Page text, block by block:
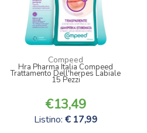
Compeed
Hra Pharma Italia Compeed
Trattamento Dell'herpes Labiale
15 Pezzi
13,49
Listino: 17,99